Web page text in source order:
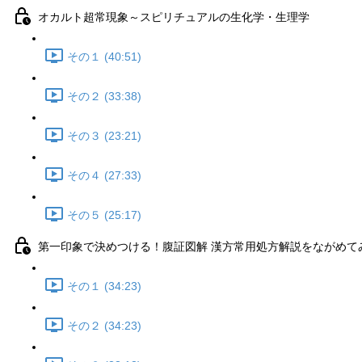
オカルト超常現象～スピリチュアルの生化学・生理学
その１ (40:51)
その２ (33:38)
その３ (23:21)
その４ (27:33)
その５ (25:17)
第一印象で決めつける！腹証図解 漢方常用処方解説をながめて
その１ (34:23)
その２ (34:23)